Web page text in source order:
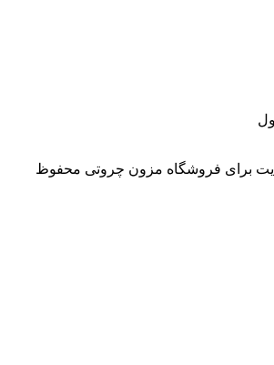
برای فروشگاه مزون چروتی محفوظ